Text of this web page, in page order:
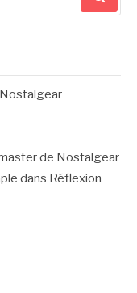
de Nostalgear
dans Réflexion